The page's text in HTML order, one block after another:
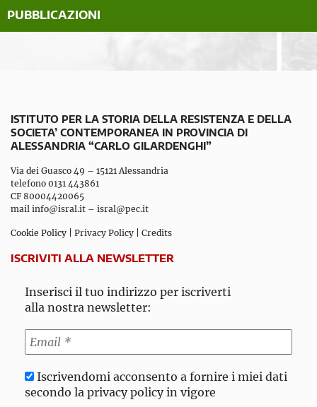
PUBBLICAZIONI
ISTITUTO PER LA STORIA DELLA RESISTENZA E DELLA
SOCIETA’ CONTEMPORANEA IN PROVINCIA DI
ALESSANDRIA “CARLO GILARDENGHI”
Via dei Guasco 49 – 15121 Alessandria
telefono 0131 443861
CF 80004420065
mail info@isral.it – isral@pec.it
Cookie Policy Privacy Policy Credits
ISCRIVITI ALLA NEWSLETTER
Inserisci il tuo indirizzo per iscriverti
alla nostra newsletter:
Iscrivendomi acconsento a fornire i miei dati
secondo la privacy policy in vigore